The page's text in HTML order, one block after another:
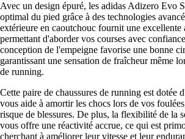
Avec un design épuré, les adidas Adizero Evo
optimal du pied grâce à des technologies
extérieure en caoutchouc fournit une excellente
permettant d'aborder vos courses avec
conception de l'empeigne favorise une bonne
garantissant une sensation de fraîcheur même
de running.
Cette paire de chaussures de running est dotée
vous aide à amortir les chocs lors de vos
risque de blessures. De plus, la flexibilité de la
vous offre une réactivité accrue, ce qui est
cherchant à améliorer leur vitesse et leur